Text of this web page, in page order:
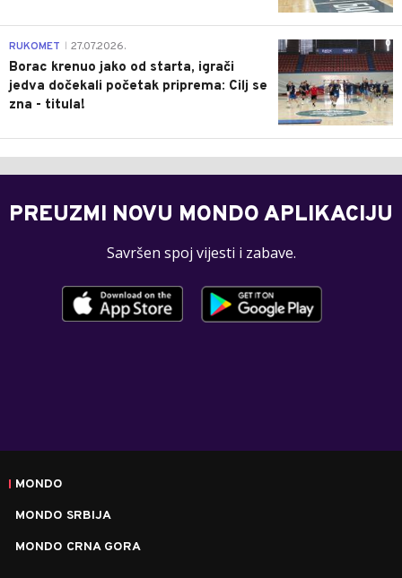
0
RUKOMET 27.07.2026.
Borac krenuo jako od starta, igrači
jedva dočekali početak priprema: Cilj se
zna - titula!
PREUZMI NOVU MONDO APLIKACIJU
Savršen spoj vijesti i zabave.
MONDO
MONDO SRBIJA
MONDO CRNA GORA